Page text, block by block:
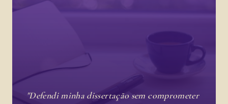
"Defendi minha dissertação sem comprometer